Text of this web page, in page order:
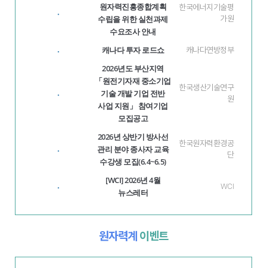
·
원자력진흥종합계획
수립을 위한 실천과제
수요조사 안내
한국에너지기술평
가원
· 캐나다 투자 로드쇼 캐나다연방정부
·
2026년도 부산지역
「원전기자재 중소기업
기술 개발 기업 전반
사업 지원」 참여기업
모집공고
한국생산기술연구
원
·
2026년 상반기 방사선
관리 분야 종사자 교육
수강생 모집(6.4~6.5)
한국원자력환경공
단
·
[WCI] 2026년 4월
뉴스레터
WCI
원자력계 이벤트